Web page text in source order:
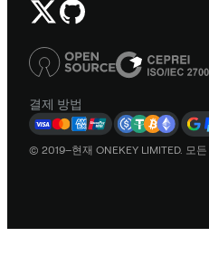
결제 방법
© 2019–현재 ONEKEY LIMITED. 모